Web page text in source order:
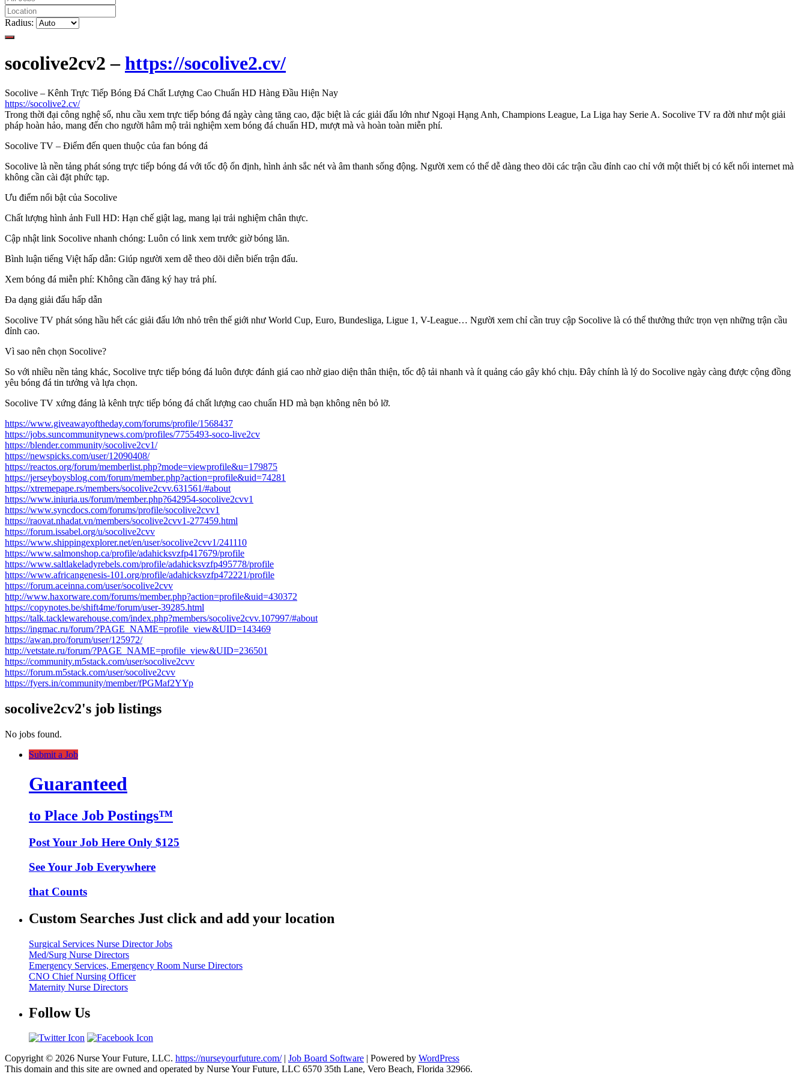
Radius:
socolive2cv2 –https://socolive2.cv/
Socolive – Kênh Trực Tiếp Bóng Đá Chất Lượng Cao Chuẩn HD Hàng Đầu Hiện Nay
https://socolive2.cv/
Trong thời đại công nghệ số, nhu cầu xem trực tiếp bóng đá ngày càng tăng cao, đặc biệt là các giải đấu lớn như Ngoại Hạng Anh, Champions League, La Liga hay Serie A. Socolive TV ra đời như một giải
pháp hoàn hảo, mang đến cho người hâm mộ trải nghiệm xem bóng đá chuẩn HD, mượt mà và hoàn toàn miễn phí.
Socolive TV – Điểm đến quen thuộc của fan bóng đá
Socolive là nền tảng phát sóng trực tiếp bóng đá với tốc độ ổn định, hình ảnh sắc nét và âm thanh sống động. Người xem có thể dễ dàng theo dõi các trận cầu đỉnh cao chỉ với một thiết bị có kết nối internet mà
không cần cài đặt phức tạp.
Ưu điểm nổi bật của Socolive
Chất lượng hình ảnh Full HD: Hạn chế giật lag, mang lại trải nghiệm chân thực.
Cập nhật link Socolive nhanh chóng: Luôn có link xem trước giờ bóng lăn.
Bình luận tiếng Việt hấp dẫn: Giúp người xem dễ theo dõi diễn biến trận đấu.
Xem bóng đá miễn phí: Không cần đăng ký hay trả phí.
Đa dạng giải đấu hấp dẫn
Socolive TV phát sóng hầu hết các giải đấu lớn nhỏ trên thế giới như World Cup, Euro, Bundesliga, Ligue 1, V-League… Người xem chỉ cần truy cập Socolive là có thể thưởng thức trọn vẹn những trận cầu
đỉnh cao.
Vì sao nên chọn Socolive?
So với nhiều nền tảng khác, Socolive trực tiếp bóng đá luôn được đánh giá cao nhờ giao diện thân thiện, tốc độ tải nhanh và ít quảng cáo gây khó chịu. Đây chính là lý do Socolive ngày càng được cộng đồng
yêu bóng đá tin tưởng và lựa chọn.
Socolive TV xứng đáng là kênh trực tiếp bóng đá chất lượng cao chuẩn HD mà bạn không nên bỏ lỡ.
https://www.giveawayoftheday.com/forums/profile/1568437
https://jobs.suncommunitynews.com/profiles/7755493-soco-live2cv
https://blender.community/socolive2cv1/
https://newspicks.com/user/12090408/
https://reactos.org/forum/memberlist.php?mode=viewprofile&u=179875
https://jerseyboysblog.com/forum/member.php?action=profile&uid=74281
https://xtremepape.rs/members/socolive2cvv.631561/#about
https://www.iniuria.us/forum/member.php?642954-socolive2cvv1
https://www.syncdocs.com/forums/profile/socolive2cvv1
https://raovat.nhadat.vn/members/socolive2cvv1-277459.html
https://forum.issabel.org/u/socolive2cvv
https://www.shippingexplorer.net/en/user/socolive2cvv1/241110
https://www.salmonshop.ca/profile/adahicksvzfp417679/profile
https://www.saltlakeladyrebels.com/profile/adahicksvzfp495778/profile
https://www.africangenesis-101.org/profile/adahicksvzfp472221/profile
https://forum.aceinna.com/user/socolive2cvv
http://www.haxorware.com/forums/member.php?action=profile&uid=430372
https://copynotes.be/shift4me/forum/user-39285.html
https://talk.tacklewarehouse.com/index.php?members/socolive2cvv.107997/#about
https://ingmac.ru/forum/?PAGE_NAME=profile_view&UID=143469
https://awan.pro/forum/user/125972/
http://vetstate.ru/forum/?PAGE_NAME=profile_view&UID=236501
https://community.m5stack.com/user/socolive2cvv
https://forum.m5stack.com/user/socolive2cvv
https://fyers.in/community/member/fPGMaf2YYp
socolive2cv2's job listings
No jobs found.
Submit a Job
Guaranteed
to Place Job Postings™
Post Your Job Here Only $125
See Your Job Everywhere
that Counts
Custom Searches Just click and add your location
Surgical Services Nurse Director Jobs
Med/Surg Nurse Directors
Emergency Services, Emergency Room Nurse Directors
CNO Chief Nursing Officer
Maternity Nurse Directors
Follow Us
Copyright © 2026 Nurse Your Future, LLC. https://nurseyourfuture.com/| Job Board Software | Powered by WordPress
This domain and this site are owned and operated by Nurse Your Future, LLC 6570 35th Lane, Vero Beach, Florida 32966.